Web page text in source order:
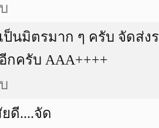
ป็นมิตรมาก ๆ ครับ จัดส่ง
กครับ AAA++++
ดี....จัด